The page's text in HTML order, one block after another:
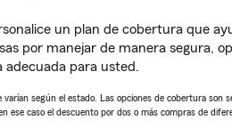
un plan de cobertura que
por manejar de manera segura,
adecuada para usted.
según el estado. Las opciones de cobertura son
ese caso el descuento por dos o más compras de